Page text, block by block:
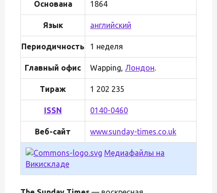
Основана 1864
Язык английский
Периодичность 1 неделя
Главный офис Wapping, Лондон.
Тираж 1 202 235
ISSN 0140-0460
Веб-сайт www.sunday-times.co.uk
Медиафайлы на
Викискладе